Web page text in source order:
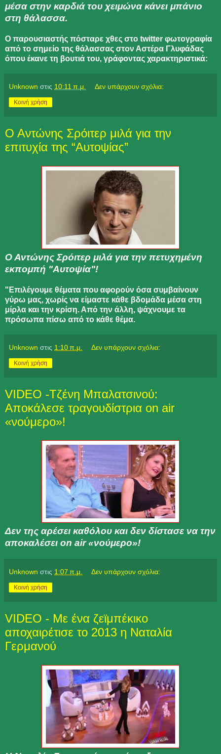
μέσα στην καρδιά του χειμώνα κάνει μπάνιο
στη θάλασσα.
Ο παρουσιαστής πόσταρε χθες στο twitter φωτογραφία
από το σημείο της θάλασσας στον Αστέρα Γλυφάδας
όπου έκανε τη βουτιά του, γράφοντας χαρακτηριστικά:
Unknown στις 10:11 π.μ. Δεν υπάρχουν σχόλια:
Κοινή χρήση
Ο Αντώνης Σρόιτερ μιλά για την
επιτυχία της “Αυτοψίας”
Ο Αντώνης Σρόιτερ μιλά για την πετυχημένη
εκπομπή "Αυτοψία"!
"Επιλέγουμε θέματα που αφορούν όσα συμβαίνουν
γύρω μας, χωρίς να είμαστε κάθε βδομάδα μέσα στη
μίρλα και την κρίση. Από την άλλη, ψάχνουμε τα
πρόσωπα πίσω από το κάθε θέμα.
Unknown στις 1:10 π.μ. Δεν υπάρχουν σχόλια:
Κοινή χρήση
VIDEO -Τζένη Μπαλατσινού:
Αποκάλεσε τραγουδίστρια on air
«νούμερο»!
Δεν της αρέσει καθόλου και δεν δίστασε να την
αποκαλέσει on air «νούμερο»!
Unknown στις 1:07 π.μ. Δεν υπάρχουν σχόλια:
Κοινή χρήση
VIDEO - Με ένα ζεϊμπέκικο
αποχαιρέτισε το 2013 η Ναταλία
Γερμανού